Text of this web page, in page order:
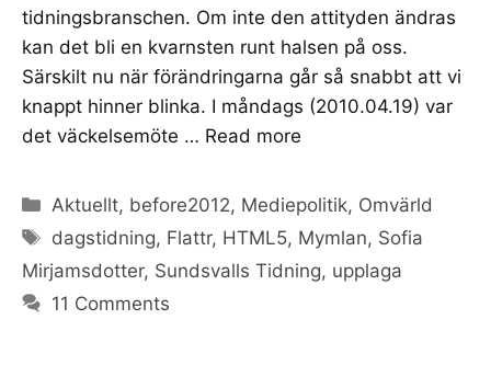
tidningsbranschen. Om inte den attityden ändras
kan det bli en kvarnsten runt halsen på oss.
Särskilt nu när förändringarna går så snabbt att vi
knappt hinner blinka. I måndags (2010.04.19) var
det väckelsemöte … Read more
Categories
Aktuellt, before2012, Mediepolitik, Omvärld
Tags
dagstidning, Flattr, HTML5, Mymlan, Sofia
Mirjamsdotter, Sundsvalls Tidning, upplaga
11 Comments